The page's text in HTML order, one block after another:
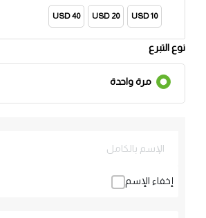
10 USD
20 USD
40 USD
نوع التبرع
مرة واحدة
إخفاء الإسم